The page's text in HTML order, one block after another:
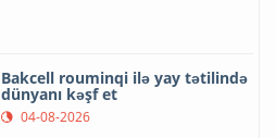
Bakcell rouminqi ilə yay tətilində
dünyanı kəşf et
04-08-2026